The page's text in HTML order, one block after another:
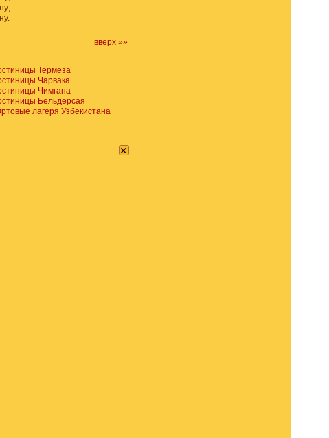
вверх »»
Термеза
Чарвака
Чимгана
Бельдерсая
лагеря Узбекистана
×